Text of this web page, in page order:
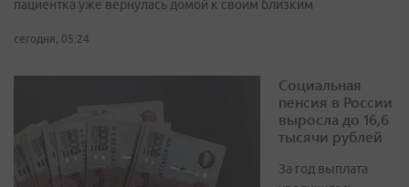
пациентка уже вернулась домой к своим близким
сегодня, 05:24
Социальная
пенсия в России
выросла до 16,6
тысячи рублей
За год выплата